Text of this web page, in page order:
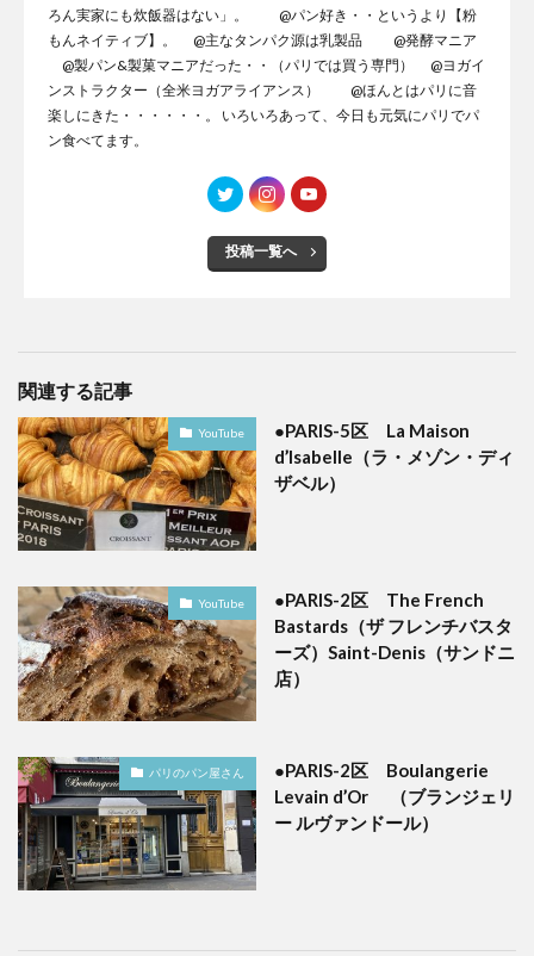
ろん実家にも炊飯器はない」。 @パン好き・・というより【粉
もんネイティブ】。 @主なタンパク源は乳製品 @発酵マニア
@製パン&製菓マニアだった・・（パリでは買う専門） @ヨガイ
ンストラクター（全米ヨガアライアンス） @ほんとはパリに音
楽しにきた・・・・・・。 いろいろあって、今日も元気にパリでパ
ン食べてます。
投稿一覧へ
関連する記事
YouTube
●PARIS-5区 La Maison
d’Isabelle（ラ・メゾン・ディ
ザベル）
YouTube
●PARIS-2区 The French
Bastards（ザ フレンチバスタ
ーズ）Saint-Denis（サンドニ
店）
パリのパン屋さん
●PARIS-2区 Boulangerie
Levain d’Or （ブランジェリ
ー ルヴァンドール）